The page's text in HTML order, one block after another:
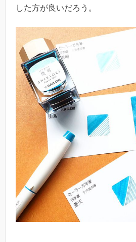
した方が良いだろう。